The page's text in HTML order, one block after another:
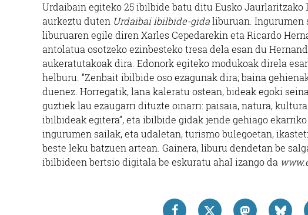
Urdaibain egiteko 25 ibilbide batu ditu Eusko
aurkeztu duten Urdaibai ibilbide-gidaliburuan. Ingurumen
liburuaren egile diren Xarles Cepedarekin eta Ricardo
antolatua osotzeko ezinbesteko tresa dela esan du
aukeratutakoak dira. Edonork egiteko modukoak direla
helburu. “Zenbait ibilbide oso ezagunak dira; baina
duenez. Horregatik, lana kaleratu ostean, bideak egoki
guztiek lau ezaugarri dituzte oinarri: paisaia, natura,
ibilbideak egitera”, eta ibilbide gidak jende gehiago
ingurumen sailak, eta udaletan, turismo bulegoetan,
beste leku batzuen artean. Gainera, liburu dendetan be
ibilbideen bertsio digitala be eskuratu ahal izango da